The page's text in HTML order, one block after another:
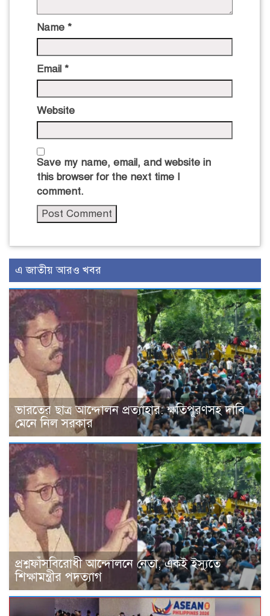
Name *
Email *
Website
Save my name, email, and website in
this browser for the next time I
comment.
এ জাতীয় আরও খবর
ভারতের ছাত্র আন্দোলন প্রত্যাহার: ক্ষতিপূরণসহ দাবি
মেনে নিল সরকার
প্রশ্নফাঁসবিরোধী আন্দোলনে নেতা, একই ইস্যুতে
শিক্ষামন্ত্রীর পদত্যাগ